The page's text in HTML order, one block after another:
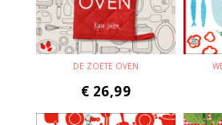
DE ZOETE OVEN
€ 26,99